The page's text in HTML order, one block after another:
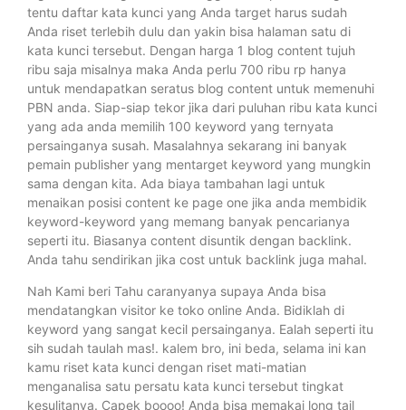
tentu daftar kata kunci yang Anda target harus sudah
Anda riset terlebih dulu dan yakin bisa halaman satu di
kata kunci tersebut. Dengan harga 1 blog content tujuh
ribu saja misalnya maka Anda perlu 700 ribu rp hanya
untuk mendapatkan seratus blog content untuk memenuhi
PBN anda. Siap-siap tekor jika dari puluhan ribu kata kunci
yang ada anda memilih 100 keyword yang ternyata
persainganya susah. Masalahnya sekarang ini banyak
pemain publisher yang mentarget keyword yang mungkin
sama dengan kita. Ada biaya tambahan lagi untuk
menaikan posisi content ke page one jika anda membidik
keyword-keyword yang memang banyak pencarianya
seperti itu. Biasanya content disuntik dengan backlink.
Anda tahu sendirikan jika cost untuk backlink juga mahal.
Nah Kami beri Tahu caranyanya supaya Anda bisa
mendatangkan visitor ke toko online Anda. Bidiklah di
keyword yang sangat kecil persainganya. Ealah seperti itu
sih sudah taulah mas!. kalem bro, ini beda, selama ini kan
kamu riset kata kunci dengan riset mati-matian
menganalisa satu persatu kata kunci tersebut tingkat
kesulitanya. Capek boooo! Anda bisa memakai long tail